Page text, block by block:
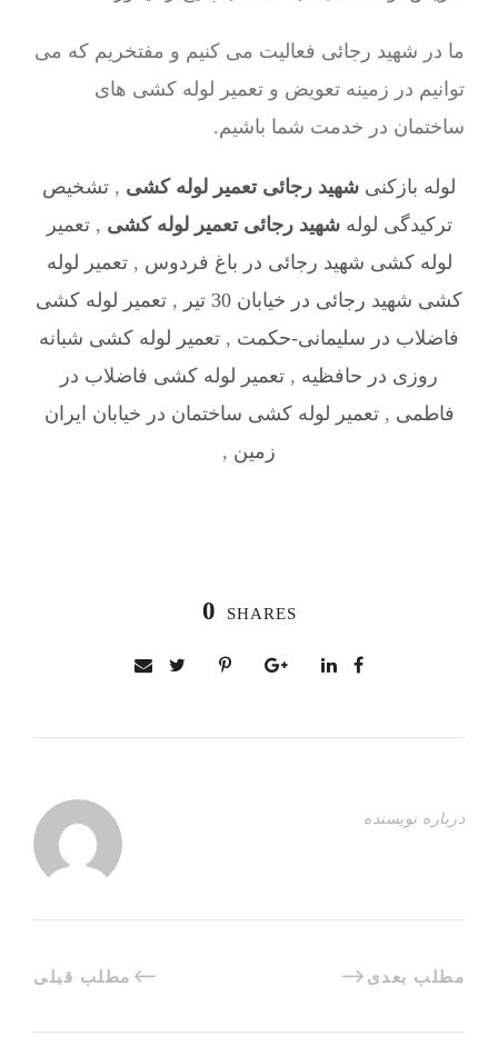
ما در شهید رجائی فعالیت می کنیم و مفتخریم که می
توانیم در زمینه تعویض و تعمیر لوله کشی های
ساختمان در خدمت شما باشیم.
لوله بازکنی شهید رجائی تعمیر لوله کشی , تشخیص
ترکیدگی لولهشهید رجائی تعمیر لوله کشی ,تعمیر
لوله کشی شهید رجائی در باغ فردوس ,تعمیر لوله
کشی شهید رجائی در خیابان 30 تیر
, تعمیر لوله کشی
فاضلاب در سلیمانی-حکمت , تعمیر لوله کشی شبانه
روزی در حافظیه , تعمیر لوله کشی فاضلاب در
فاطمی ,تعمیر لوله کشی ساختمان در خیابان ایران
زمین ,
0 SHARES
درباره نویسنده
مطلب قبلی مطلب بعدی